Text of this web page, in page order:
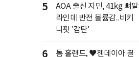
5
AOA 출신 지민, 41kg 뼈말
라인데 반전 볼륨감..비키
니핏 '감탄'
6 톰 홀랜드, ♥︎젠데이아 결